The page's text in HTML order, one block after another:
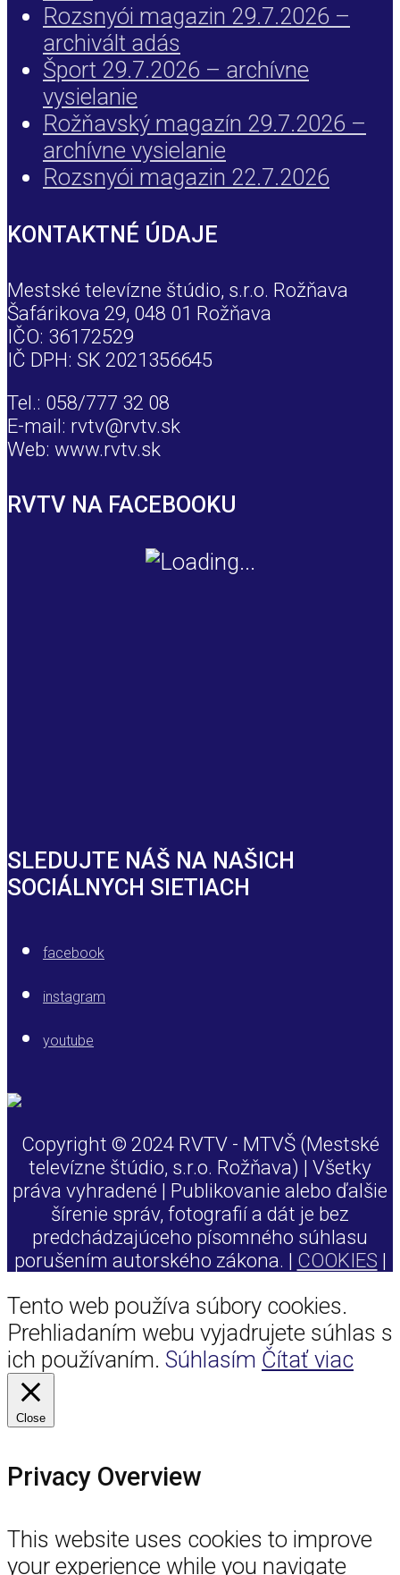
Rozsnyói magazin 29.7.2026 –
archivált adás
Šport 29.7.2026 – archívne
vysielanie
Rožňavský magazín 29.7.2026 –
archívne vysielanie
Rozsnyói magazin 22.7.2026
KONTAKTNÉ ÚDAJE
Mestské televízne štúdio, s.r.o. Rožňava
Šafárikova 29, 048 01 Rožňava
IČO: 36172529
IČ DPH: SK 2021356645
Tel.: 058/777 32 08
E-mail: rvtv@rvtv.sk
Web: www.rvtv.sk
RVTV NA FACEBOOKU
SLEDUJTE NÁŠ NA NAŠICH
SOCIÁLNYCH SIETIACH
facebook
instagram
youtube
Copyright © 2024 RVTV - MTVŠ (Mestské
televízne štúdio, s.r.o. Rožňava) | Všetky
práva vyhradené | Publikovanie alebo ďalšie
šírenie správ, fotografií a dát je bez
predchádzajúceho písomného súhlasu
porušením autorského zákona. | COOKIES |
Tento web používa súbory cookies.
Prehliadaním webu vyjadrujete súhlas s
ich používaním. Súhlasím Čítať viac
Close
Privacy Overview
This website uses cookies to improve
your experience while you navigate